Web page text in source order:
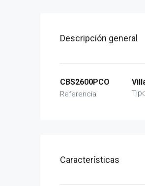
Descripción general
CBS2600PCO
Referencia
Características